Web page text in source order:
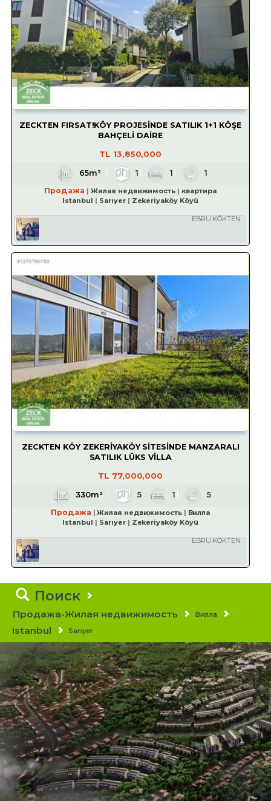
ZECKTEN FIRSAT!KÖY PROJESİNDE SATILIK 1+1 KÖŞE
BAHÇELİ DAİRE
TL 13,850,000
65m² 1 1
1
Продажа
Жилая недвижимость
квартира
Istanbul
Sarıyer Zekeriyaköy Köyü
EBRU KÖKTEN
ZECKTEN KÖY ZEKERİYAKÖY SİTESİNDE MANZARALI
SATILIK LÜKS VİLLA
TL 77,000,000
330m² 5 1
5
Продажа
Жилая недвижимость
Вилла
Istanbul
Sarıyer Zekeriyaköy Köyü
EBRU KÖKTEN
Поиск
Продажа-Жилая недвижимость Вилла
Istanbul Sarıyer